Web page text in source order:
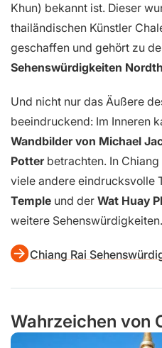
Khun) bekannt ist. Dieser
thailändischen Künstler
geschaffen und gehört zu
Sehenswürdigkeiten
Und nicht nur das Äußere
beeindruckend: Im Inneren
Wandbilder von Michael
Potterbetrachten. In
viele andere eindrucksvolle
Temple und der Wat Huay
weitere Sehenswürdigkeiten.
Chiang Rai
Wahrzeichen von